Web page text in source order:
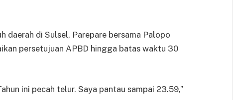
daerah di Sulsel, Parepare bersama Palopo
persetujuan APBD hingga batas waktu 30
ini pecah telur. Saya pantau sampai 23.59,”